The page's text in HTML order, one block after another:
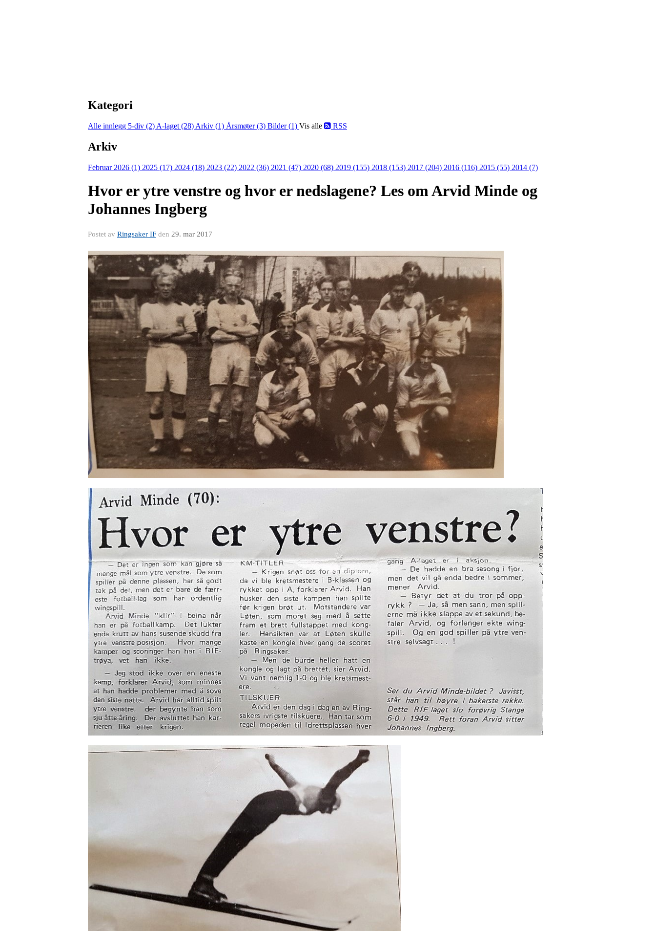
Kategori
Alle innlegg 5-div (2) A-laget (28) Arkiv (1) Årsmøter (3) Bilder (1) Vis alle RSS
Arkiv
Februar 2026 (1) 2025 (17) 2024 (18) 2023 (22) 2022 (36) 2021 (47) 2020 (68) 2019 (155) 2018 (153) 2017 (204) 2016 (116) 2015 (55) 2014 (7)
Hvor er ytre venstre og hvor er nedslagene? Les om Arvid Minde og
Johannes Ingberg
Postet av Ringsaker IF den 29. mar 2017